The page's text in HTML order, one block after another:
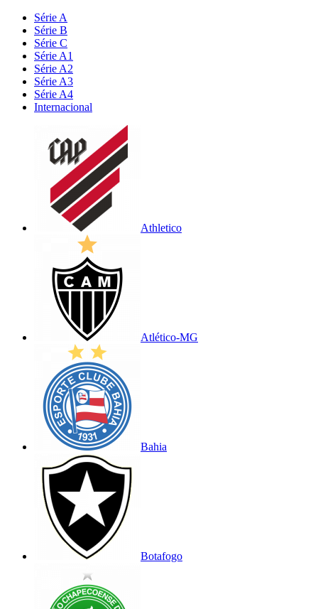
Série A
Série B
Série C
Série A1
Série A2
Série A3
Série A4
Internacional
Athletico
Atlético-MG
Bahia
Botafogo